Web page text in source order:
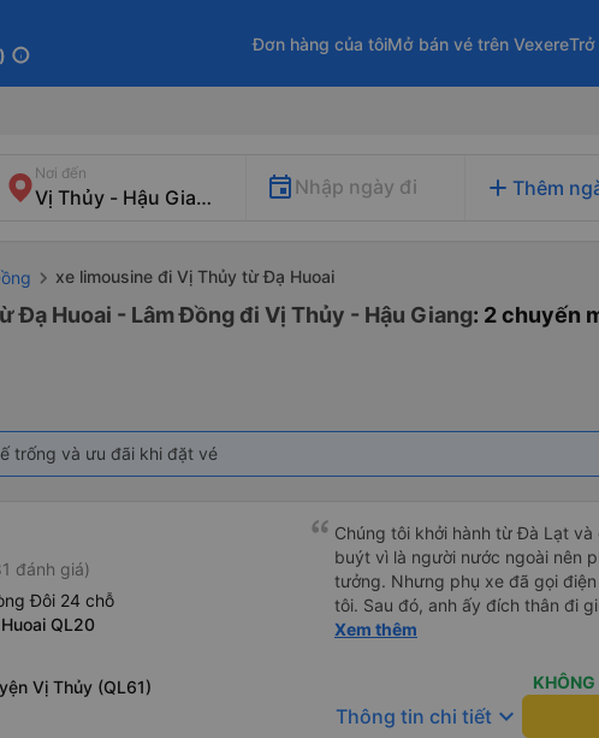
info
Đơn hàng của tôiMở bán vé trên Vexere
Nơi đến
Nhập ngày đi add Thêm
xe limousine đi Vị Thủy từ Đạ Huoai
Đạ Huoai - Lâm Đồng đi Vị Thủy - Hậu Giang: 2 chuyến
trống và ưu đãi khi đặt vé
đánh giá)
Đôi 24 chỗ
QL20
Vị Thủy (QL61)
Chúng tôi khởi hành từ Đà Lạt
buýt vì là người nước ngoài nên
tưởng. Nhưng phụ xe đã gọi
tôi. Sau đó, anh ấy đích thân đi
tiên đi xe giường nằm với hai đứa
uống. Tôi rất ngạc nhiên khi xe
Thơ và mọi người xuống xe ăn.
thức chúng tôi dậy và đảm bảo
Xem thêm
Thông tin chi tiết keyboard_arrow_down